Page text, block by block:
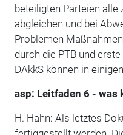
beteiligten Parteien
abgleichen und bei
Problemen
durch die PTB und
DAkkS können in
asp: Leitfaden 6 - was
H. Hahn: Als letztes